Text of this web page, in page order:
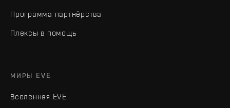
Программа партнёрства
Плексы в помощь
МИРЫ EVE
Вселенная EVE